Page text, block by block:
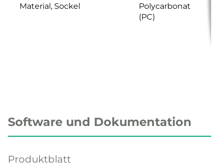
Material, Sockel
Polycarbonat
(PC)
Software und Dokumentation
Produktblatt